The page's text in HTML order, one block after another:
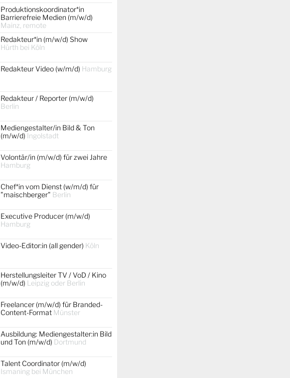
Produktionskoordinator*in
Barrierefreie Medien (m/w/d)
Mainz, remote
Redakteur*in (m/w/d) Show
Hürth bei Köln
Redakteur Video (w/m/d) Hamburg
Redakteur / Reporter (m/w/d)
Berlin
Mediengestalter/in Bild & Ton
(m/w/d) Ingolstadt
Volontär/in (m/w/d) für zwei Jahre
Hamburg
Chef*in vom Dienst (w/m/d) für
"maischberger" Berlin
Executive Producer (m/w/d)
Hamburg
Video-Editor:in (all gender) Köln
Herstellungsleiter TV / VoD / Kino
(m/w/d) Leipzig oder Berlin
Freelancer (m/w/d) für Branded-
Content-Format Münster
Ausbildung: Mediengestalter:in Bild
und Ton (m/w/d) Dortmund
Talent Coordinator (m/w/d)
Ismaning bei München